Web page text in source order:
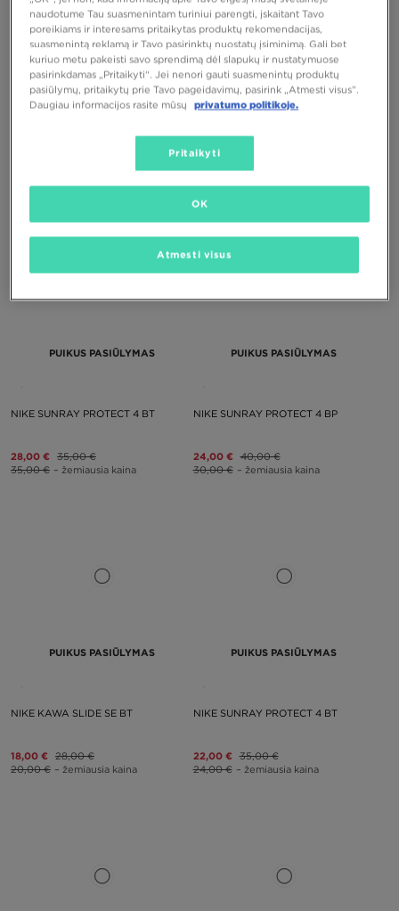
PUIKUS PASIŪLYMAS
UGG W GOLDENGLOW
– žemiausia kaina
PUIKUS PASIŪLYMAS
UGG W GOLDENGLOW
80,00 €
94,00 € – žemiausia kaina
PUIKUS PASIŪLYMAS
NIKE SUNRAY PROTECT 4 BT
28,00 € 35,00 €
35,00 € – žemiausia kaina
PUIKUS PASIŪLYMAS
NIKE SUNRAY PROTECT 4 BP
24,00 € 40,00 €
30,00 € – žemiausia kaina
PUIKUS PASIŪLYMAS
NIKE KAWA SLIDE SE BT
18,00 € 28,00 €
20,00 € – žemiausia kaina
PUIKUS PASIŪLYMAS
NIKE SUNRAY PROTECT 4 BT
22,00 € 35,00 €
24,00 € – žemiausia kaina
naudotume Tau suasmenintam turiniui parengti, įskaitant Tavo
poreikiams ir interesams pritaikytas produktų rekomendacijas,
suasmenintą reklamą ir Tavo pasirinktų nuostatų įsiminimą. Gali bet
kuriuo metu pakeisti savo sprendimą dėl slapukų ir nustatymuose
pasirinkdamas „Pritaikyti“. Jei nenori gauti suasmenintų produktų
pasiūlymų, pritaikytų prie Tavo pageidavimų, pasirink „Atmesti visus”.
Daugiau informacijos rasite mūsų
privatumo politikoje.
Pritaikyti
Atmesti visus
OK